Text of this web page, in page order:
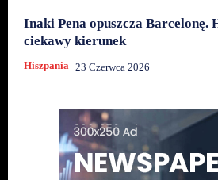
Inaki Pena opuszcza Barcelonę.
ciekawy kierunek
Hiszpania 23 Czerwca 2026